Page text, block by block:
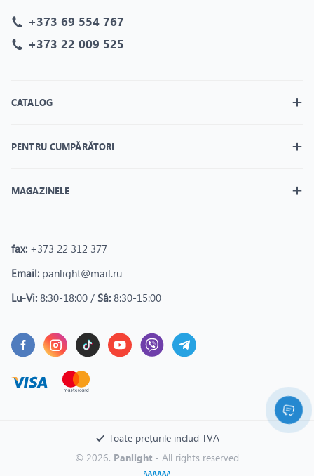
+373 69 554 767
+373 22 009 525
CATALOG
PENTRU CUMPĂRĂTORI
MAGAZINELE
fax: +373 22 312 377
Email: panlight@mail.ru
Lu-Vi: 8:30-18:00 / Sâ: 8:30-15:00
© 2026. Panlight - All rights reserved
Toate prețurile includ TVA